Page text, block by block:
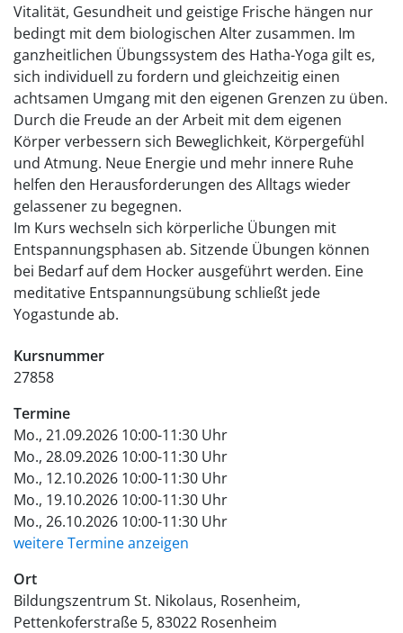
Vitalität, Gesundheit und geistige Frische hängen nur
bedingt mit dem biologischen Alter zusammen. Im
ganzheitlichen Übungssystem des Hatha-Yoga gilt es,
sich individuell zu fordern und gleichzeitig einen
achtsamen Umgang mit den eigenen Grenzen zu üben.
Durch die Freude an der Arbeit mit dem eigenen
Körper verbessern sich Beweglichkeit, Körpergefühl
und Atmung. Neue Energie und mehr innere Ruhe
helfen den Herausforderungen des Alltags wieder
gelassener zu begegnen.
Im Kurs wechseln sich körperliche Übungen mit
Entspannungsphasen ab. Sitzende Übungen können
bei Bedarf auf dem Hocker ausgeführt werden. Eine
meditative Entspannungsübung schließt jede
Yogastunde ab.
Kursnummer
27858
Termine
Mo., 21.09.2026 10:00-11:30 Uhr
Mo., 28.09.2026 10:00-11:30 Uhr
Mo., 12.10.2026 10:00-11:30 Uhr
Mo., 19.10.2026 10:00-11:30 Uhr
Mo., 26.10.2026 10:00-11:30 Uhr
weitere Termine anzeigen
Ort
Bildungszentrum St. Nikolaus, Rosenheim
Pettenkoferstraße 5 83022 Rosenheim